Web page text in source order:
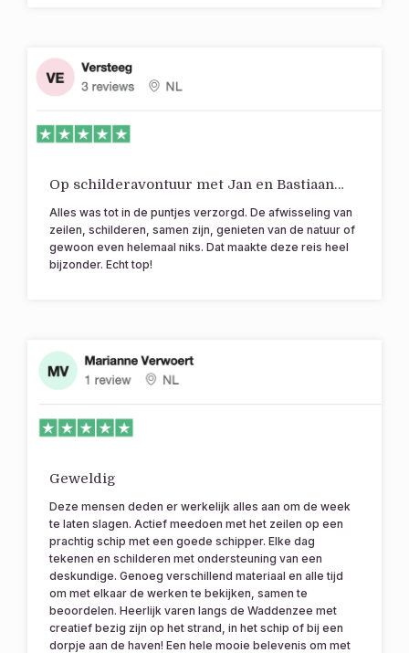
Op schilderavontuur met Jan en Bastiaan…
Alles was tot in de puntjes verzorgd. De afwisseling van
zeilen, schilderen, samen zijn, genieten van de natuur of
gewoon even helemaal niks. Dat maakte deze reis heel
bijzonder. Echt top!
Geweldig
Deze mensen deden er werkelijk alles aan om de week
te laten slagen. Actief meedoen met het zeilen op een
prachtig schip met een goede schipper. Elke dag
tekenen en schilderen met ondersteuning van een
deskundige. Genoeg verschillend materiaal en alle tijd
om met elkaar de werken te bekijken, samen te
beoordelen. Heerlijk varen langs de Waddenzee met
creatief bezig zijn op het strand, in het schip of bij een
dorpje aan de haven! Een hele mooie belevenis om met